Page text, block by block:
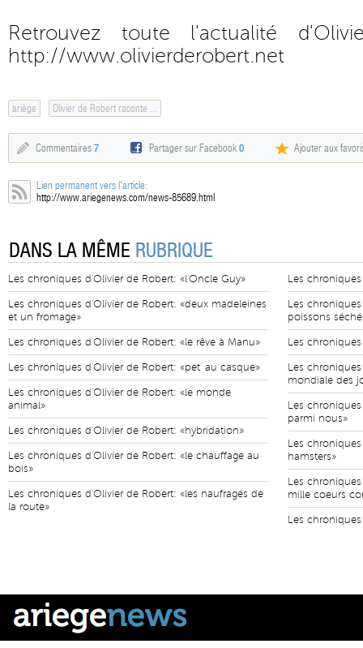
Retrouvez toute l'actualité
http://www.olivierderobert.net
ariège Olivier de Robert raconte ...
Commentaires 7 Partager sur Facebook0 Ajouter aux
Lien permanent vers l'article:
http://www.ariegenews.com/news-85689.html
DANS LA MÊME RUBRIQUE
Les chroniques d'Olivier de Robert: «l'Oncle Guy»
Les chroniques d'Olivier de Robert: «deux madeleines
et un fromage»
Les chroniques d'Olivier de Robert: «le rêve à Manu»
Les chroniques d'Olivier de Robert: «pet' au casque»
Les chroniques d'Olivier de Robert: «le monde
animal»
Les chroniques d'Olivier de Robert: «hybridation»
Les chroniques d'Olivier de Robert: «le chauffage au
bois»
Les chroniques d'Olivier de Robert: «les naufragés de
la route»
Les
Les
poissons
Les
Les
mondiale des
Les
parmi nous»
Les
hamsters»
Les
mille coeurs
Les